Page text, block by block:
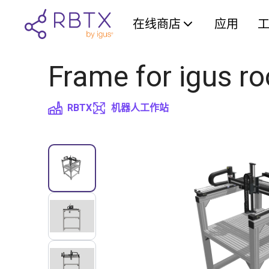
在线商店 应用
Frame for igus
RBTX 机器人工作站